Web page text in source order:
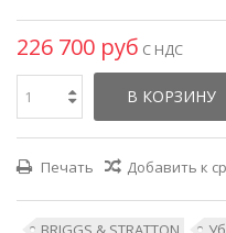
226 700 руб С НДС
В КОРЗИНУ
Печать Добавить к